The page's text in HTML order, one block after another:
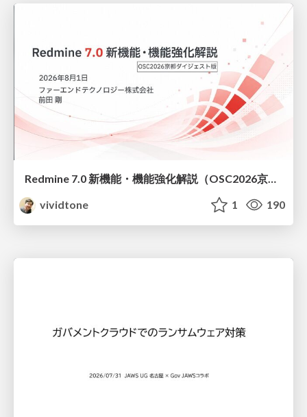
Redmine 7.0 新機能・機能強化解説（OSC2026京都ダイジェスト版）
vividtone
1 190